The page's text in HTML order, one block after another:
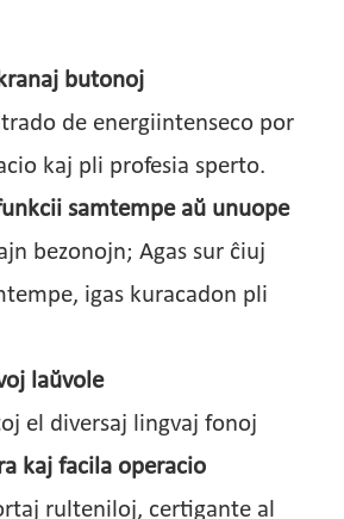
butonoj
de energiintenseco por
kaj pli profesia sperto.
samtempe aŭ unuope
bezonojn; Agas sur ĉiuj
igas kuracadon pli
laŭvole
el diversaj lingvaj fonoj
kaj facila operacio
rulteniloj, certigante al